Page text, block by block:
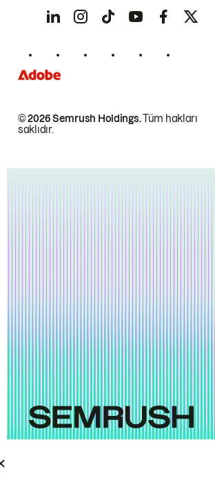
© 2026 Semrush Holdings.Tüm hakları
saklıdır.